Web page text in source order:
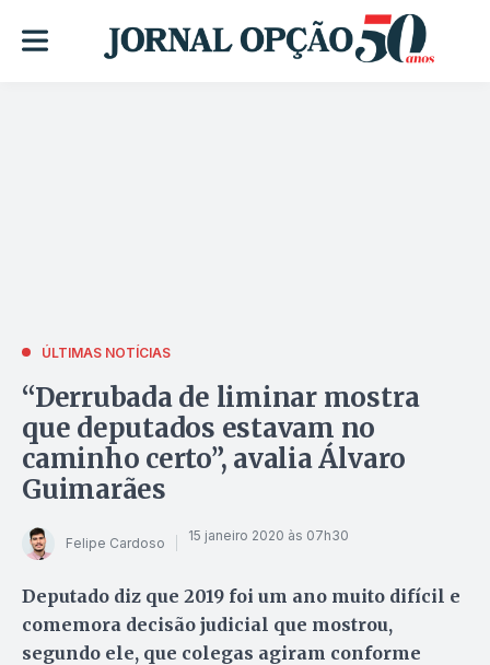
ÚLTIMAS NOTÍCIAS
“Derrubada de liminar mostra
que deputados estavam no
caminho certo”, avalia Álvaro
Guimarães
Felipe Cardoso 15 janeiro 2020 às 07h30
Deputado diz que 2019 foi um ano muito difícil e
comemora decisão judicial que mostrou,
segundo ele, que colegas agiram conforme